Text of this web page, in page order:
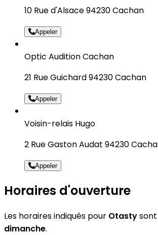
10 Rue d'Alsace 94230 Cachan
Appeler
Optic Audition Cachan
21 Rue Guichard 94230 Cachan
Appeler
Voisin-relais Hugo
2 Rue Gaston Audat 94230
Appeler
Horaires d'ouverture
Les horaires indiqués pour Otasty
dimanche.